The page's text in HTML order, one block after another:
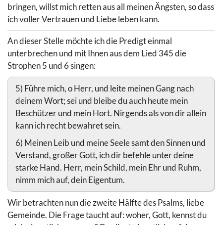
bringen, willst mich retten aus all meinen Ängsten, so dass
ich voller Vertrauen und Liebe leben kann.
An dieser Stelle möchte ich die Predigt einmal
unterbrechen und mit Ihnen aus dem Lied 345 die
Strophen 5 und 6 singen:
5) Führe mich, o Herr, und leite meinen Gang nach
deinem Wort; sei und bleibe du auch heute mein
Beschützer und mein Hort. Nirgends als von dir allein
kann ich recht bewahret sein.
6) Meinen Leib und meine Seele samt den Sinnen und
Verstand, großer Gott, ich dir befehle unter deine
starke Hand. Herr, mein Schild, mein Ehr und Ruhm,
nimm mich auf, dein Eigentum.
Wir betrachten nun die zweite Hälfte des Psalms, liebe
Gemeinde. Die Frage taucht auf: woher, Gott, kennst du